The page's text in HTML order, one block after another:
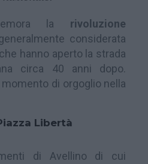
la rivoluzione
considerata
hanno aperto la strada
circa 40 anni dopo.
di orgoglio nella
Libertà
di Avellino di cui